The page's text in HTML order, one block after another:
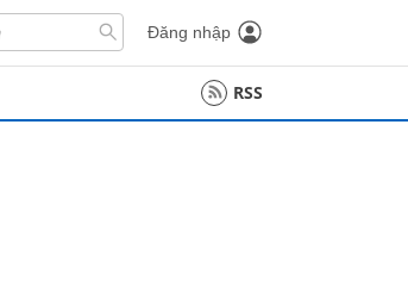
Đăng nhập
RSS